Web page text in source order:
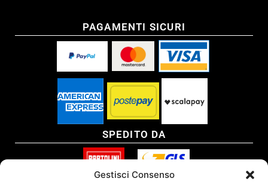
Gestisci Consenso
PAGAMENTI SICURI
SPEDITO DA